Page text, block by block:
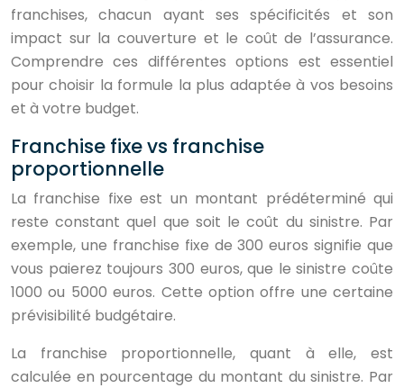
franchises, chacun ayant ses spécificités et son
impact sur la couverture et le coût de l’assurance.
Comprendre ces différentes options est essentiel
pour choisir la formule la plus adaptée à vos besoins
et à votre budget.
Franchise fixe vs franchise
proportionnelle
La franchise fixe est un montant prédéterminé qui
reste constant quel que soit le coût du sinistre. Par
exemple, une franchise fixe de 300 euros signifie que
vous paierez toujours 300 euros, que le sinistre coûte
1000 ou 5000 euros. Cette option offre une certaine
prévisibilité budgétaire.
La franchise proportionnelle, quant à elle, est
calculée en pourcentage du montant du sinistre. Par